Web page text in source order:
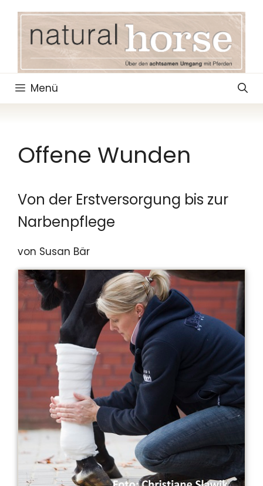
springen
Menü
Offene Wunden
Von der Erstversorgung bis zur
Narbenpflege
von Susan Bär